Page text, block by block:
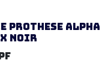
PROTHESE ALPHA
NOIR